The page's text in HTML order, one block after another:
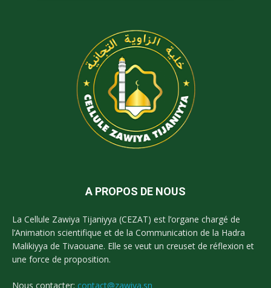
A PROPOS DE NOUS
La Cellule Zawiya Tijaniyya (CEZAT) est l’organe chargé de
l’Animation scientifique et de la Communication de la Hadra
Malikiyya de Tivaouane. Elle se veut un creuset de réflexion et
une force de proposition.
Nous contacter: contact@zawiya.sn